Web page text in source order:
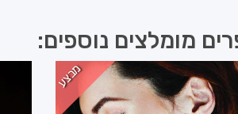
מומלצים נוספים:
מבצע